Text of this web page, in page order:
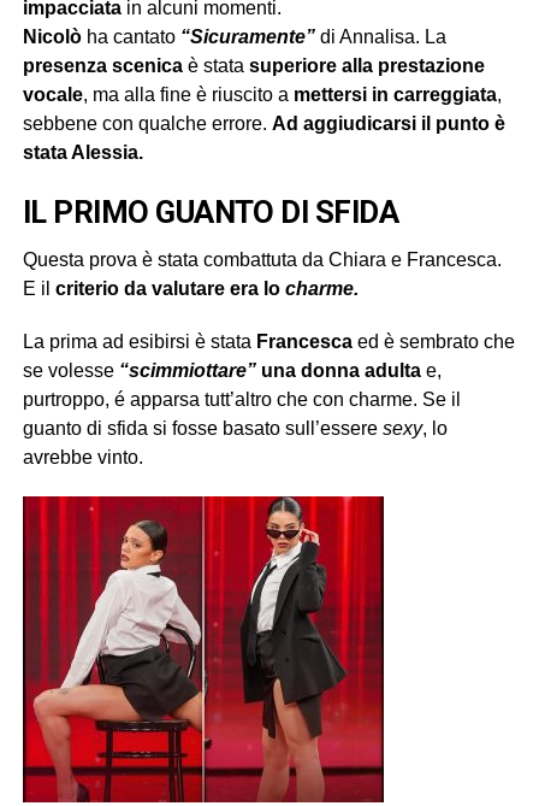
impacciatain alcuni momenti.
Nicolòha cantato“Sicuramente”di Annalisa. La
presenza scenicaè stata superiore alla prestazione
vocale, ma alla fine è riuscito a mettersi in carreggiata,
sebbene con qualche errore. Ad aggiudicarsi il punto è
stata Alessia.
IL PRIMO GUANTO DI SFIDA
Questa prova è stata combattuta da Chiara e Francesca.
E il criterio da valutare era lo charme.
La prima ad esibirsi è stata Francescaed è sembrato che
se volesse “scimmiottare”una donna adultae,
purtroppo, é apparsa tutt’altro che con charme. Se il
guanto di sfida si fosse basato sull’essere sexy, lo
avrebbe vinto.